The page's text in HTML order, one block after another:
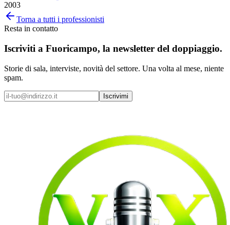
2003
Torna a tutti i professionisti
Resta in contatto
Iscriviti a Fuoricampo, la newsletter del doppiaggio.
Storie di sala, interviste, novità del settore. Una volta al mese, niente
spam.
Iscrivimi